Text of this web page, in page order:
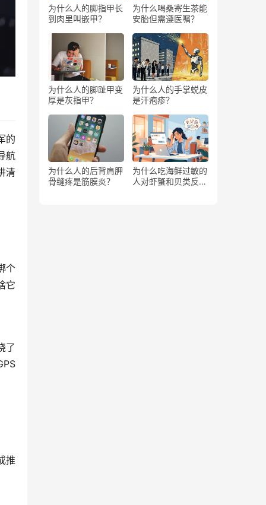
的
航
清
个
它
了
推
为什么人的脚指甲长
到肉里叫嵌甲？
为什么喝桑寄生茶能
安胎但需遵医嘱？
为什么人的脚趾甲变
厚是灰指甲？
为什么人的手掌蜕皮
是汗疱疹？
为什么人的后背肩胛
骨缝疼是筋膜炎？
为什么吃海鲜过敏的
人对虾蟹和贝类反应